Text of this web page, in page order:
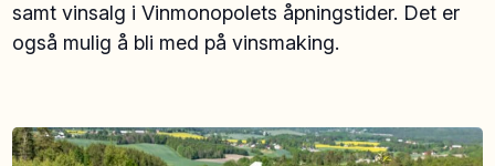
samt vinsalg i Vinmonopolets åpningstider. Det er
også mulig å bli med på vinsmaking.